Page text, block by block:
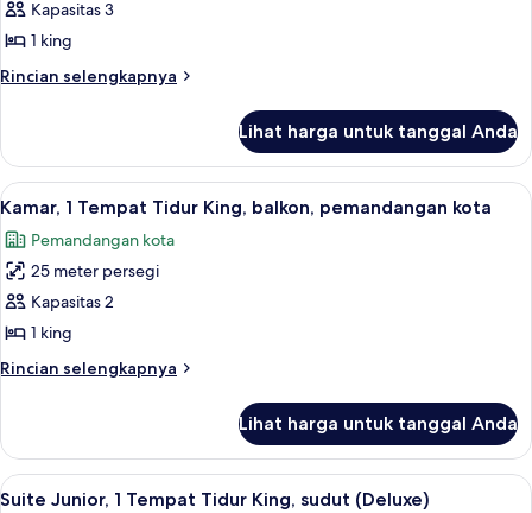
Hearing,
Roll-
Shower)
difabel
(Mobility
&
Hearing,
Shower)
Suite
Junior,
1
King,
akses
difabel
(Mobility
&
Hearing,
Bathtub)
Kapasitas 3
1 king
Rincian selengkapnya
Rincian
Suite
Junior,
1
Tidur
King,
akses
difabel
(Mobility
Hearing,
Lihat harga untuk tanggal Anda
Lihat
semua
foto
untuk
Kamar,
1
Tempat
Tidur
balkon,
pemandangan
kota
Kamar, 1 Tempat Tidur King,
8
Kamar, 1 Tempat Tidur King, balkon, pemandangan kota
Pemandangan kota
25 meter persegi
Kapasitas 2
1 king
Rincian selengkapnya
Rincian
Kamar,
Tempat
Lihat harga untuk tanggal Anda
Lihat
Seprai antialergi, brankas, meja
8
Suite Junior, 1 Tempat Tidur King, sudut (Deluxe)